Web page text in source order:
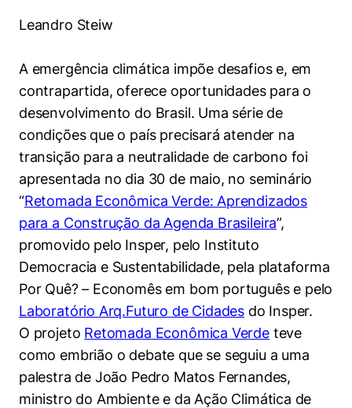
Engenharia Mecatrônica
Economia
Negócios
Políticas Públicas
Sustentabilidade
Tecnologia e Dados
Portal da Privacidade
Leandro Steiw
A emergência climática impõe desafios e, em
contrapartida, oferece oportunidades para o
desenvolvimento do Brasil. Uma série de
condições que o país precisará atender na
transição para a neutralidade de carbono foi
apresentada no dia 30 de maio, no seminário
“Retomada Econômica Verde: Aprendizados
para a Construção da Agenda Brasileira”,
promovido pelo Insper, pelo Instituto
Democracia e Sustentabilidade, pela plataforma
Por Quê? – Economês em bom português e pelo
Laboratório Arq.Futuro de Cidades do Insper.
O projeto Retomada Econômica Verdeteve
como embrião o debate que se seguiu a uma
palestra de João Pedro Matos Fernandes,
ministro do Ambiente e da Ação Climática de